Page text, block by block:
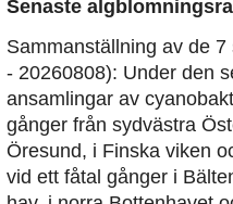
Senaste
Sammanställning av de
- 20260808): Under den
ansamlingar av
gånger från sydvästra
Öresund, i Finska viken
vid ett fåtal gånger i